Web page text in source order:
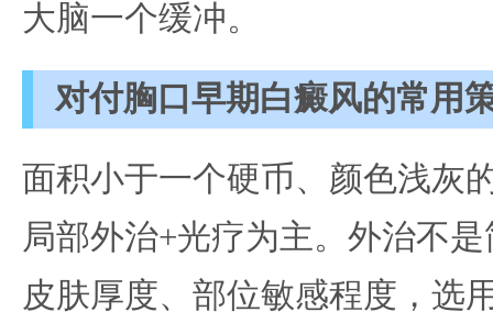
大脑一个缓冲。
对付胸口早期白癜风的常用
面积小于一个硬币、颜色浅灰
局部外治+光疗为主。外治不
皮肤厚度、部位敏感程度，选